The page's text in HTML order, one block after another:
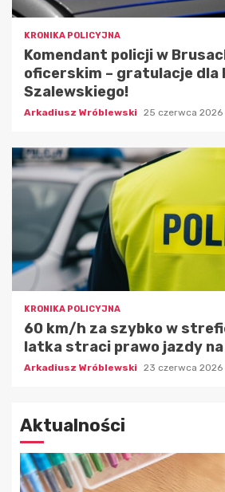
KRONIKA POLICYJNA
Komendant policji w
oficerskim – gratulacje dla
Szalewskiego!
Arkadiusz Wróblewski 25 czerwca 2026
KRONIKA POLICYJNA
60 km/h za szybko w
latka straci prawo jazdy na
Arkadiusz Wróblewski 23 czerwca 2026
Aktualności